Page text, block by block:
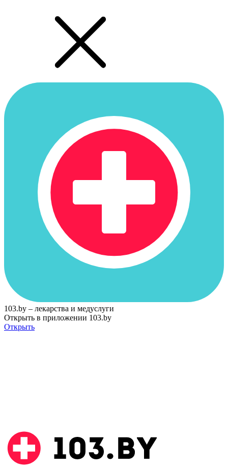
103.by – лекарства и медуслуги
Открыть в приложении 103.by
Открыть